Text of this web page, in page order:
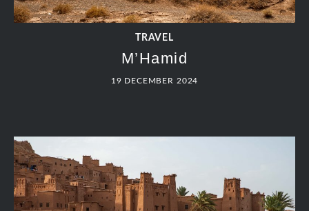
TRAVEL
M’Hamid
19 DECEMBER 2024